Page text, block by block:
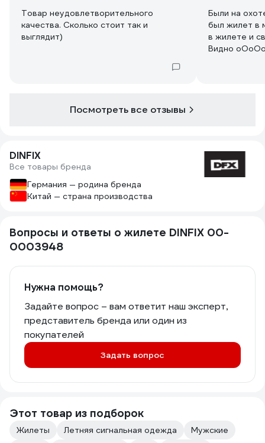
Товар неудовлетворительного
качества. Сколько стоит так и
выглядит)
Были на
был жилет в
в жилете и
Видно
Посмотреть все отзывы
DINFIX
Все товары бренда
Германия — родина бренда
Китай — страна производства
Вопросы и ответы о жилете DINFIX 00-
0003948
Нужна помощь?
Задайте вопрос – вам ответит наш эксперт,
представитель бренда или один из
покупателей
Задать вопрос
Этот товар из подборок
Жилеты Летняя сигнальная одежда
Мужские